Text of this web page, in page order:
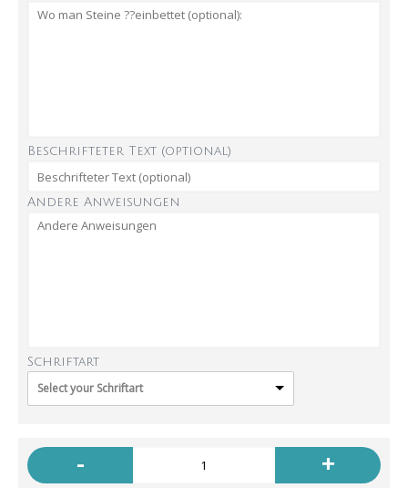
Beschrifteter Text (optional)
Andere Anweisungen
Schriftart
Select your Schriftart
- +